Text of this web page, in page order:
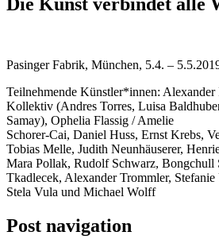
Pasinger Fabrik, München, 5.4. –
Teilnehmende Künstler*innen:
Kollektiv (Andres Torres, Luisa
Samay), Ophelia Flassig / Amelie
Schorer-Cai, Daniel Huss, Ernst Krebs,
Tobias Melle, Judith Neunhäuserer,
Mara Pollak, Rudolf Schwarz, Bongchull
Tkadlecek, Alexander Trommler,
Stela Vula und Michael Wolff
Post navigation